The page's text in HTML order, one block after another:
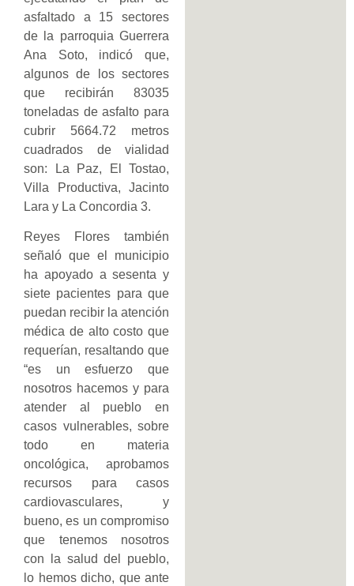
asfaltado a 15 sectores
de la parroquia Guerrera
Ana Soto, indicó que,
algunos de los sectores
que recibirán 83035
toneladas de asfalto para
cubrir 5664.72 metros
cuadrados de vialidad
son: La Paz, El Tostao,
Villa Productiva, Jacinto
Lara y La Concordia 3.
Reyes Flores también
señaló que el municipio
ha apoyado a sesenta y
siete pacientes para que
puedan recibir la atención
médica de alto costo que
requerían, resaltando que
“es un esfuerzo que
nosotros hacemos y para
atender al pueblo en
casos vulnerables, sobre
todo en materia
oncológica, aprobamos
recursos para casos
cardiovasculares, y
bueno, es un compromiso
que tenemos nosotros
con la salud del pueblo,
lo hemos dicho, que ante